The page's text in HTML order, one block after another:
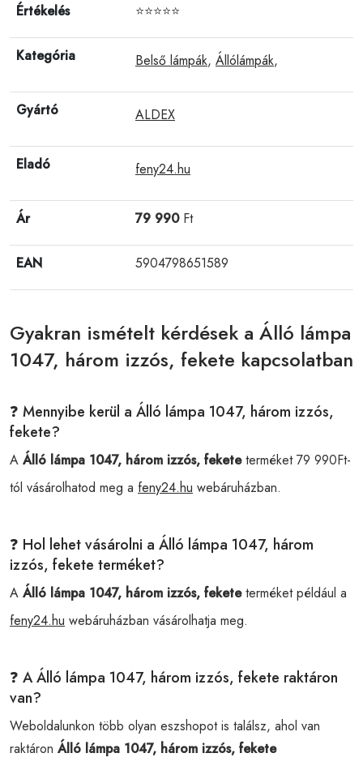
Értékelés ⭐⭐⭐⭐⭐
Kategória Belső lámpák, Állólámpák,
Gyártó ALDEX
Eladó feny24.hu
Ár 79 990Ft
EAN 5904798651589
Gyakran ismételt kérdések a Álló lámpa
1047, három izzós, fekete kapcsolatban
❓ Mennyibe kerül a Álló lámpa 1047, három izzós,
fekete?
A Álló lámpa 1047, három izzós, feketeterméket 79 990Ft-
tól vásárolhatod meg a feny24.hu webáruházban.
❓ Hol lehet vásárolni a Álló lámpa 1047, három
izzós, fekete terméket?
A Álló lámpa 1047, három izzós, feketeterméket például a
feny24.hu webáruházban vásárolhatja meg.
❓ A Álló lámpa 1047, három izzós, fekete raktáron
van?
Weboldalunkon több olyan eszshopot is találsz, ahol van
raktáron Álló lámpa 1047, három izzós, fekete